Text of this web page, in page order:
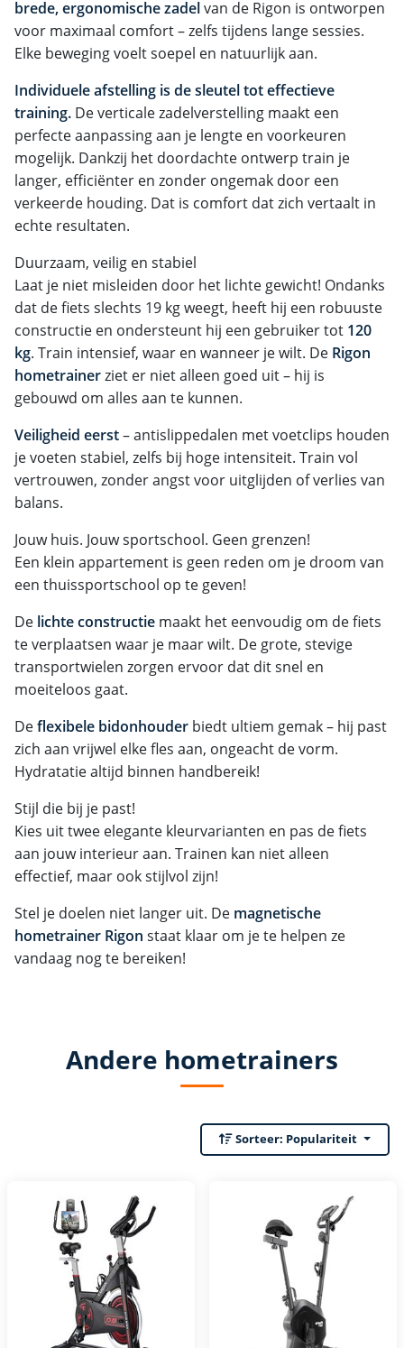
brede, ergonomische zadelvan de Rigon is ontworpen
voor maximaal comfort – zelfs tijdens lange sessies.
Elke beweging voelt soepel en natuurlijk aan.
Individuele afstelling is de sleutel tot effectieve
training. De verticale zadelverstelling maakt een
perfecte aanpassing aan je lengte en voorkeuren
mogelijk. Dankzij het doordachte ontwerp train je
langer, efficiënter en zonder ongemak door een
verkeerde houding. Dat is comfort dat zich vertaalt in
echte resultaten.
Duurzaam, veilig en stabiel
Laat je niet misleiden door het lichte gewicht! Ondanks
dat de fiets slechts 19 kg weegt, heeft hij een robuuste
constructie en ondersteunt hij een gebruiker tot 120
kg. Train intensief, waar en wanneer je wilt. De Rigon
hometrainerziet er niet alleen goed uit – hij is
gebouwd om alles aan te kunnen.
Veiligheid eerst– antislippedalen met voetclips houden
je voeten stabiel, zelfs bij hoge intensiteit. Train vol
vertrouwen, zonder angst voor uitglijden of verlies van
balans.
Jouw huis. Jouw sportschool. Geen grenzen!
Een klein appartement is geen reden om je droom van
een thuissportschool op te geven!
De lichte constructie maakt het eenvoudig om de fiets
te verplaatsen waar je maar wilt. De grote, stevige
transportwielen zorgen ervoor dat dit snel en
moeiteloos gaat.
Deflexibele bidonhouder biedt ultiem gemak – hij past
zich aan vrijwel elke fles aan, ongeacht de vorm.
Hydratatie altijd binnen handbereik!
Stijl die bij je past!
Kies uit twee elegante kleurvarianten en pas de fiets
aan jouw interieur aan. Trainen kan niet alleen
effectief, maar ook stijlvol zijn!
Stel je doelen niet langer uit. De magnetische
hometrainer Rigon staat klaar om je te helpen ze
vandaag nog te bereiken!
Andere hometrainers
Sorteer: Populariteit